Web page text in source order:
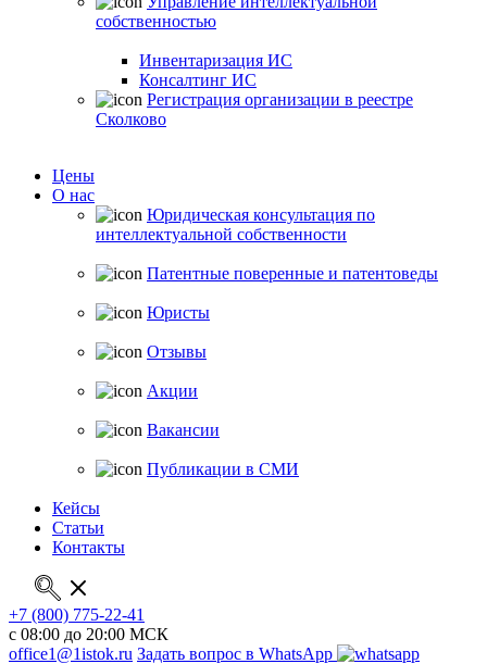
собственностью
Инвентаризация ИС
Консалтинг ИС
Регистрация организации в реестре
Сколково
Цены
О нас
Юридическая консультация по
интеллектуальной собственности
Патентные поверенные и патентоведы
Юристы
Отзывы
Акции
Вакансии
Публикации в СМИ
Кейсы
Статьи
Контакты
+7 (800) 775-22-41
с 08:00 до 20:00 МСК
office1@1istok.ru Задать вопрос в WhatsApp